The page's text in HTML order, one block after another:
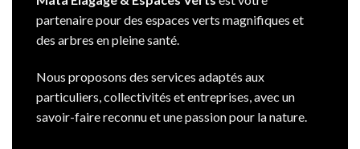
partenaire pour des espaces verts magnifiques et
des arbres en pleine santé.
Nous proposons des services adaptés aux
particuliers, collectivités et entreprises, avec un
savoir-faire reconnu et une passion pour la nature.